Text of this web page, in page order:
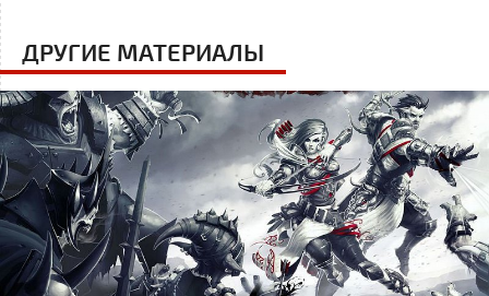
ДРУГИЕ МАТЕРИАЛЫ